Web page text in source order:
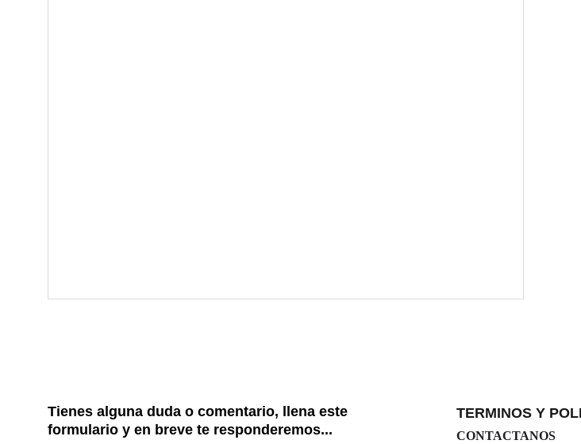
CONTACTANOS
Tienes alguna duda o comentario, llena este
formulario y en breve te responderemos...
TERMINOS Y